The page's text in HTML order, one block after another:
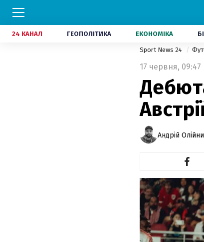
24 КАНАЛ ГЕОПОЛІТИКА ЕКОНОМІКА
Sport News 24
17 червня, 09:47
Андрій